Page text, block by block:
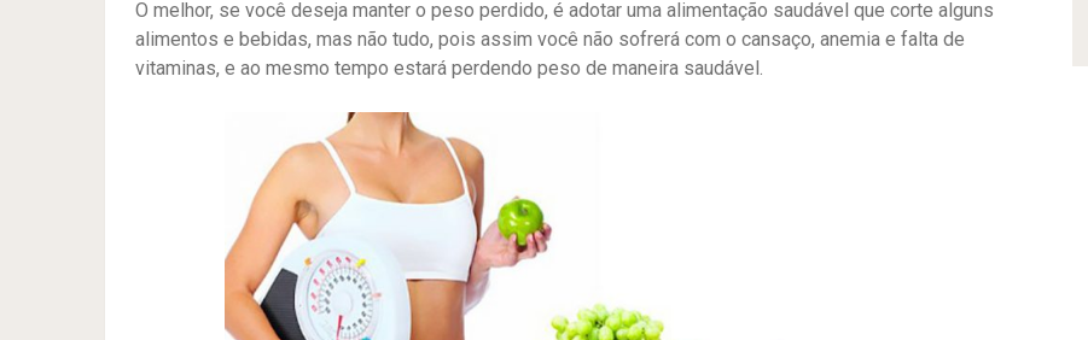
O melhor, se você deseja manter o peso perdido, é adotar uma alimentação saudável que corte alguns
alimentos e bebidas, mas não tudo, pois assim você não sofrerá com o cansaço, anemia e falta de
vitaminas, e ao mesmo tempo estará perdendo peso de maneira saudável.